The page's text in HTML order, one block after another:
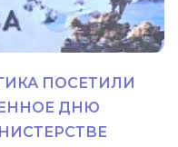
ПОСЕТИЛИ
ДНЮ